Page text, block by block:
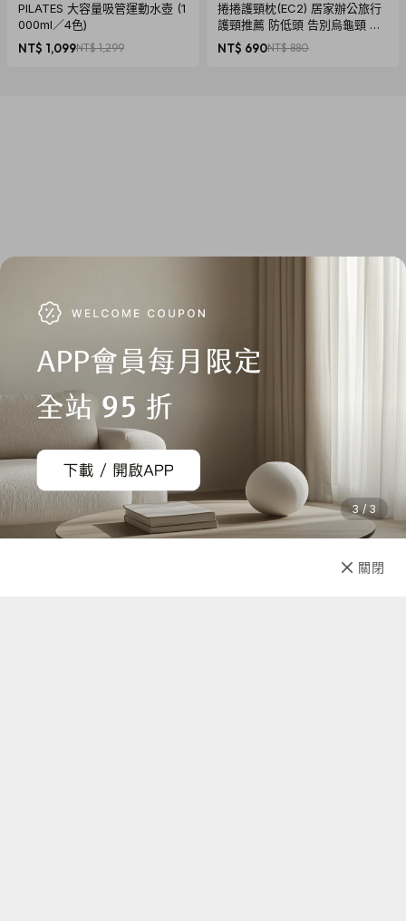
PILATES 大容量吸管運動水壺 (1
000ml／4色)
NT$ 1,099NT$ 1,299
捲捲護頸枕(EC2) 居家辦公旅行
護頸推薦 防低頭 告別烏龜頸 頸
椎養護 多色可選
NT$ 690NT$ 880
3 / 3
關閉